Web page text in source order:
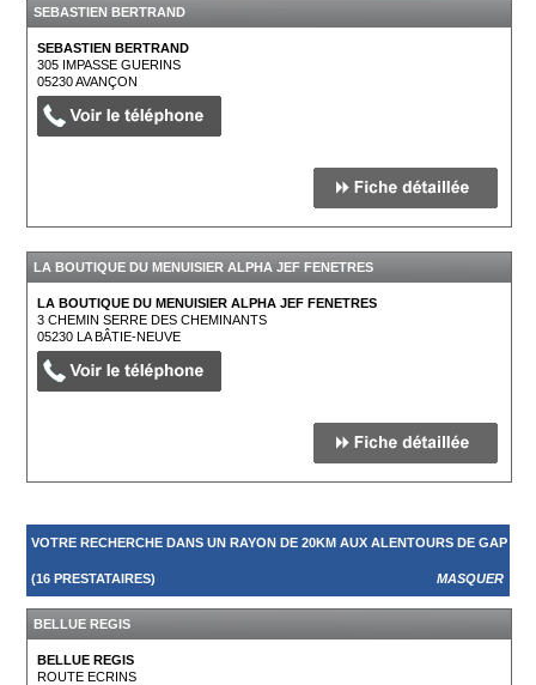
SEBASTIEN BERTRAND
SEBASTIEN BERTRAND
305 IMPASSE GUERINS
05230AVANÇON
LA BOUTIQUE DU MENUISIER ALPHA JEF FENETRES
LA BOUTIQUE DU MENUISIER ALPHA JEF FENETRES
3 CHEMIN SERRE DES CHEMINANTS
05230LA BÂTIE-NEUVE
VOTRE RECHERCHE DANS UN RAYON DE 20KM AUX ALENTOURS DE GAP
(16 PRESTATAIRES) MASQUER
BELLUE REGIS
BELLUE REGIS
ROUTE ECRINS